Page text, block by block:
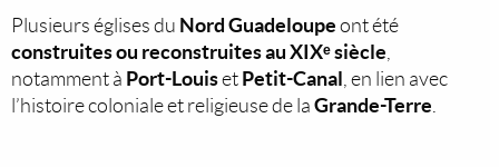
Plusieurs églises du Nord Guadeloupe ont été
construites ou reconstruites au XIXᵉ siècle,
notamment à Port-Louiset Petit-Canal, en lien avec
l’histoire coloniale et religieuse de la Grande-Terre.